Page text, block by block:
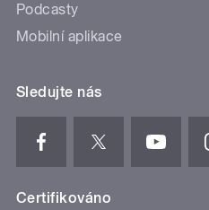
Podcasty
Mobilní aplikace
Sledujte nás
Certifikováno